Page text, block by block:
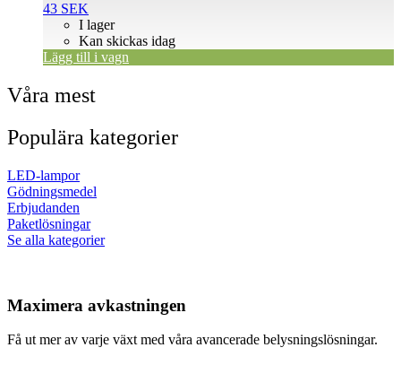
43 SEK
I lager
Kan skickas idag
Lägg till i vagn
Våra mest
Populära kategorier
LED-lampor
Gödningsmedel
Erbjudanden
Paketlösningar
Se alla kategorier
Maximera avkastningen
Få ut mer av varje växt med våra avancerade belysningslösningar.